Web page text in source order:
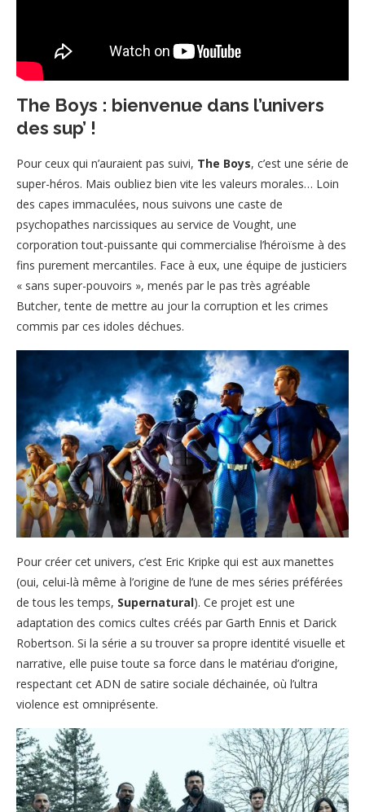
The Boys : bienvenue dans l’univers
des sup’ !
Pour ceux qui n’auraient pas suivi, The Boys, c’est une série de
super-héros. Mais oubliez bien vite les valeurs morales… Loin
des capes immaculées, nous suivons une caste de
psychopathes narcissiques au service de Vought, une
corporation tout-puissante qui commercialise l’héroïsme à des
fins purement mercantiles. Face à eux, une équipe de justiciers
« sans super-pouvoirs », menés par le pas très agréable
Butcher, tente de mettre au jour la corruption et les crimes
commis par ces idoles déchues.
Pour créer cet univers, c’est Eric Kripke qui est aux manettes
(oui, celui-là même à l’origine de l’une de mes séries préférées
de tous les temps, Supernatural). Ce projet est une
adaptation des comics cultes créés par Garth Ennis et Darick
Robertson. Si la série a su trouver sa propre identité visuelle et
narrative, elle puise toute sa force dans le matériau d’origine,
respectant cet ADN de satire sociale déchainée, où l’ultra
violence est omniprésente.